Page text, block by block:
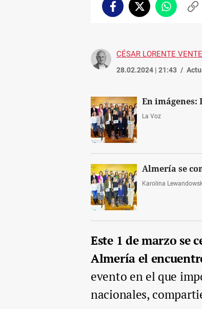
FacebookTwitterWhatsapp
CÉSAR LORENTE
28.02.2024 | 21:43
En imágenes:
La Voz
Almería se
Karolina
Este 1 de marzo se
Almería el
evento en el que
nacionales,